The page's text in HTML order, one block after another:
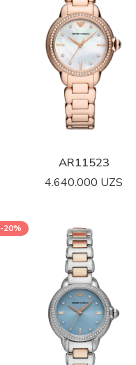
AR11523
4.640.000 UZS
-20%